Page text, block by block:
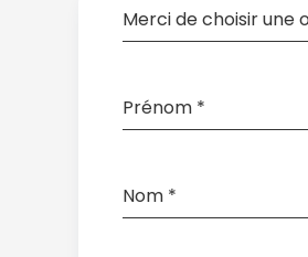
Merci de choisir une
Prénom *
Nom *